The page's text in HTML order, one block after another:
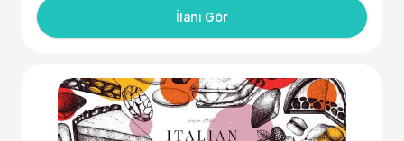
İlanı Gör